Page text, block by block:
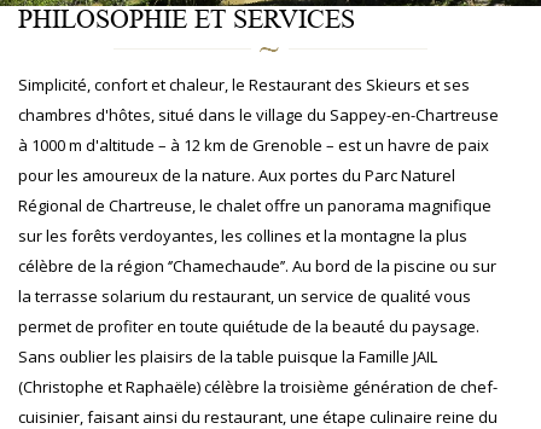
PHILOSOPHIE ET SERVICES
Simplicité, confort et chaleur, le Restaurant des Skieurs et ses
chambres d'hôtes, situé dans le village du Sappey-en-Chartreuse
à 1000 m d'altitude – à 12 km de Grenoble – est un havre de paix
pour les amoureux de la nature. Aux portes du Parc Naturel
Régional de Chartreuse, le chalet offre un panorama magnifique
sur les forêts verdoyantes, les collines et la montagne la plus
célèbre de la région ‘’Chamechaude’’. Au bord de la piscine ou sur
la terrasse solarium du restaurant, un service de qualité vous
permet de profiter en toute quiétude de la beauté du paysage.
Sans oublier les plaisirs de la table puisque la Famille JAIL
(Christophe et Raphaële) célèbre la troisième génération de chef-
cuisinier, faisant ainsi du restaurant, une étape culinaire reine du